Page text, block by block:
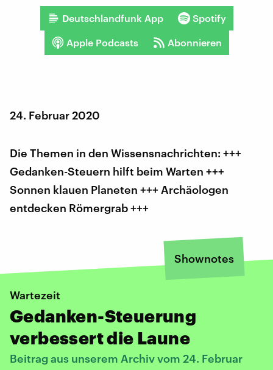
Deutschlandfunk App Spotify
Apple Podcasts Abonnieren
24. Februar 2020
Die Themen in den Wissensnachrichten: +++
Gedanken-Steuern hilft beim Warten +++
Sonnen klauen Planeten +++ Archäologen
entdecken Römergrab +++
Shownotes
Wartezeit
Gedanken-Steuerung
verbessert die Laune
Beitrag aus unserem Archiv vom 24. Februar